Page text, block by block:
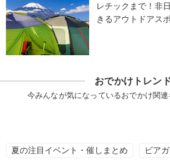
レチックまで！非
きるアウトドアス
おでかけトレン
今みんなが気になっているおでかけ関連
夏の注目イベント・催しまとめ ビア